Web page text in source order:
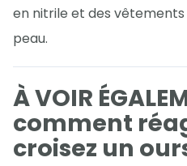
en nitrile et des
peau.
À VOIR
comment
croisez un